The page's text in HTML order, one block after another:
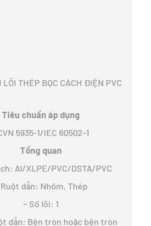
LÕI THÉP BỌC CÁCH ĐIỆN PVC
Tiêu chuẩn áp dụng
5935-1/IEC 60502-1
Tổng quan
Al/XLPE/PVC/DSTA/PVC
dẫn: Nhôm, Thép
– Số lõi: 1
dẫn: Bện tròn hoặc bện tròn